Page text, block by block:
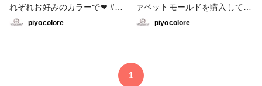
れぞれお好みのカラーで❤ #ア
クセサリー部 #キーホルダー #
piyocolore
ァベットモールドを購入して、
ComarimadeさんのYou Tube
✿可愛いですね❤ #アクセサリ
ー部 #キーホルダー #アルファ
piyocolore
1